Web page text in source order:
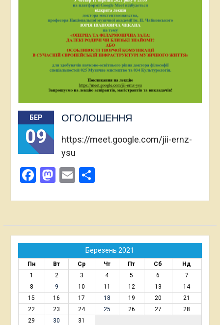
БЕР
09
ОГОЛОШЕННЯ
https://meet.google.com/jii-ernz-
ysu
Facebook
Mastodon
EmailПоділитися
Березень 2021
Пн Вт Ср Чт Пт Сб
Нд
1
2 3 4 5 6
7
8
9 10 11 12 13
14
15
16 17 18 19 20
21
22
23 24 25 26 27
28
29
30 31